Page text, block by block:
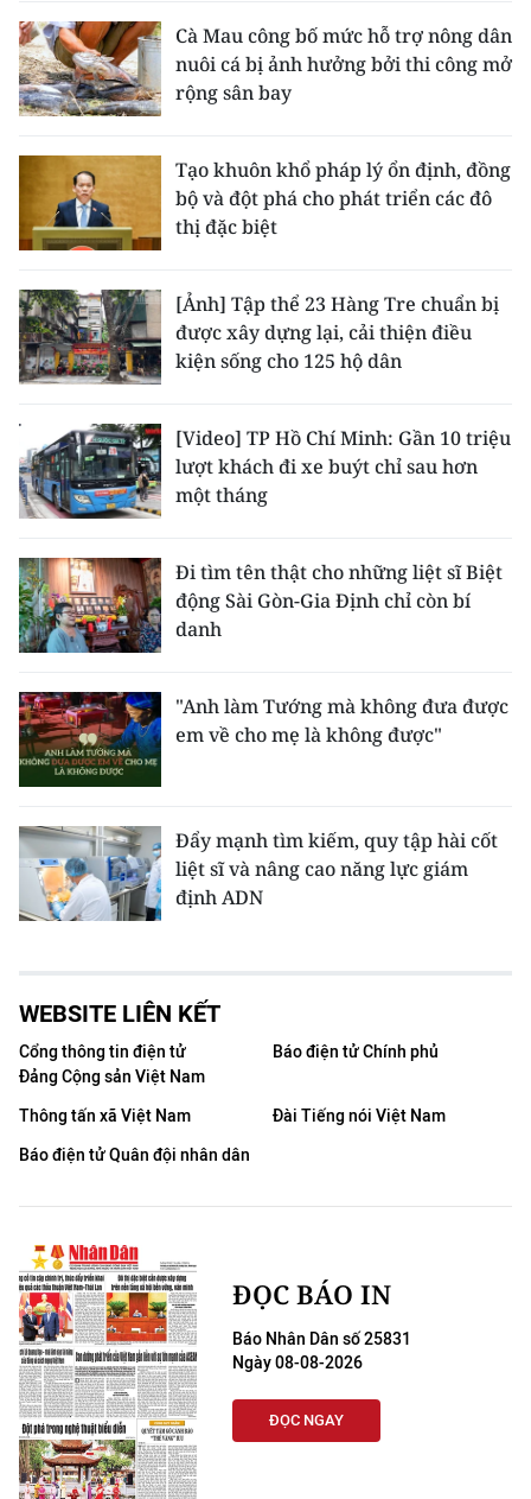
Cà Mau công bố mức hỗ trợ nông dân
nuôi cá bị ảnh hưởng bởi thi công mở
rộng sân bay
Tạo khuôn khổ pháp lý ổn định, đồng
bộ và đột phá cho phát triển các đô
thị đặc biệt
[Ảnh] Tập thể 23 Hàng Tre chuẩn bị
được xây dựng lại, cải thiện điều
kiện sống cho 125 hộ dân
[Video] TP Hồ Chí Minh: Gần 10 triệu
lượt khách đi xe buýt chỉ sau hơn
một tháng
Đi tìm tên thật cho những liệt sĩ Biệt
động Sài Gòn-Gia Định chỉ còn bí
danh
"Anh làm Tướng mà không đưa được
em về cho mẹ là không được"
Đẩy mạnh tìm kiếm, quy tập hài cốt
liệt sĩ và nâng cao năng lực giám
định ADN
WEBSITE LIÊN KẾT
Cổng thông tin điện tử
Đảng Cộng sản Việt Nam
Báo điện tử Chính phủ
Thông tấn xã Việt Nam
Đài Tiếng nói Việt Nam
Báo điện tử Quân đội nhân dân
ĐỌC BÁO IN
Báo Nhân Dân số 25831
Ngày 08-08-2026
ĐỌC NGAY